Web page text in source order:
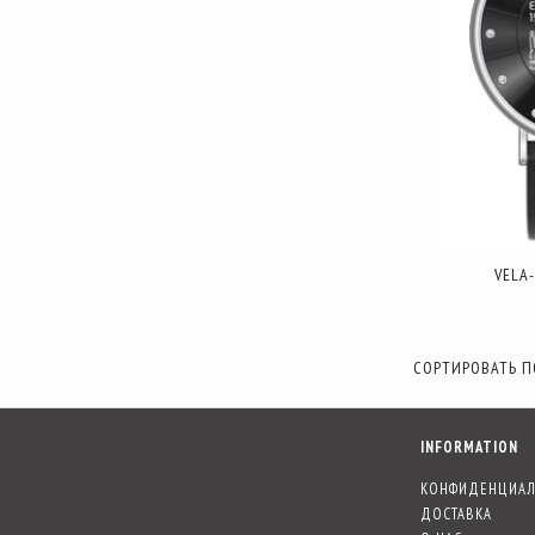
СОРТИРОВАТЬ
INFORMATION
ДОСТАВКА